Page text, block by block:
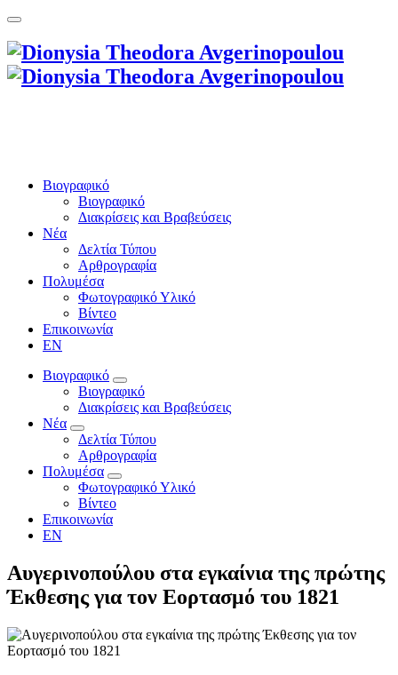
Βιογραφικό
Βιογραφικό
Διακρίσεις και Βραβεύσεις
Νέα
Δελτία Τύπου
Αρθρογραφία
Πολυμέσα
Φωτογραφικό Υλικό
Βίντεο
Επικοινωνία
EN
Βιογραφικό
Βιογραφικό
Διακρίσεις και Βραβεύσεις
Νέα
Δελτία Τύπου
Αρθρογραφία
Πολυμέσα
Φωτογραφικό Υλικό
Βίντεο
Επικοινωνία
EN
Αυγερινοπούλου στα εγκαίνια της πρώτης
Έκθεσης για τον Εορτασμό του 1821